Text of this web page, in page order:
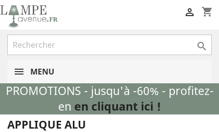
shopping_cart


MENU
PROMOTIONS - jusqu'à -60% - profitez-
en en cliquant ici !
APPLIQUE ALU